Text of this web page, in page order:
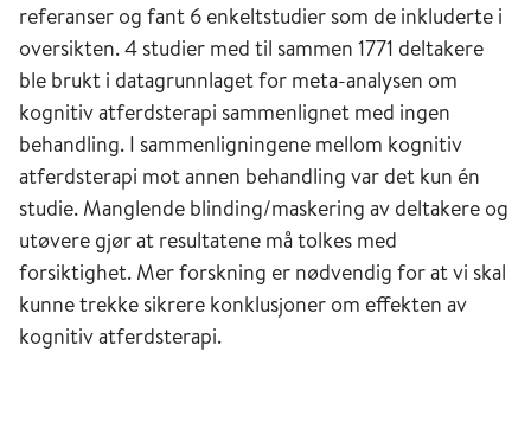
referanser og fant 6 enkeltstudier som de inkluderte i
oversikten. 4 studier med til sammen 1771 deltakere
ble brukt i datagrunnlaget for meta-analysen om
kognitiv atferdsterapi sammenlignet med ingen
behandling. I sammenligningene mellom kognitiv
atferdsterapi mot annen behandling var det kun én
studie. Manglende blinding/maskering av deltakere og
utøvere gjør at resultatene må tolkes med
forsiktighet. Mer forskning er nødvendig for at vi skal
kunne trekke sikrere konklusjoner om effekten av
kognitiv atferdsterapi.